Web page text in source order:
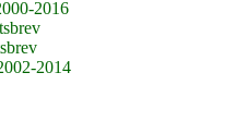
2016
2014